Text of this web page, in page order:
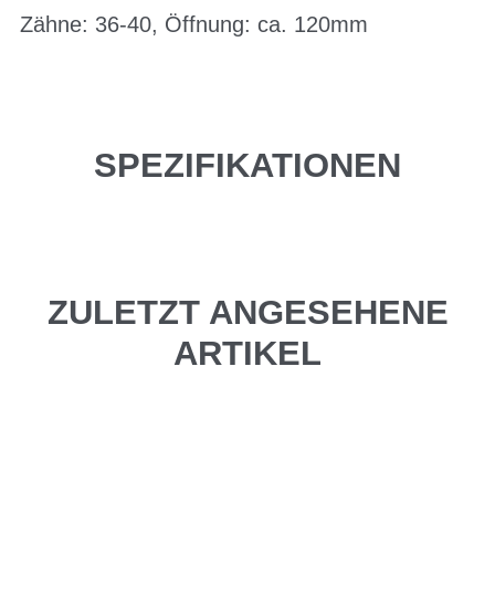
Zähne: 36-40, Öffnung: ca. 120mm
SPEZIFIKATIONEN
ZULETZT ANGESEHENE
ARTIKEL